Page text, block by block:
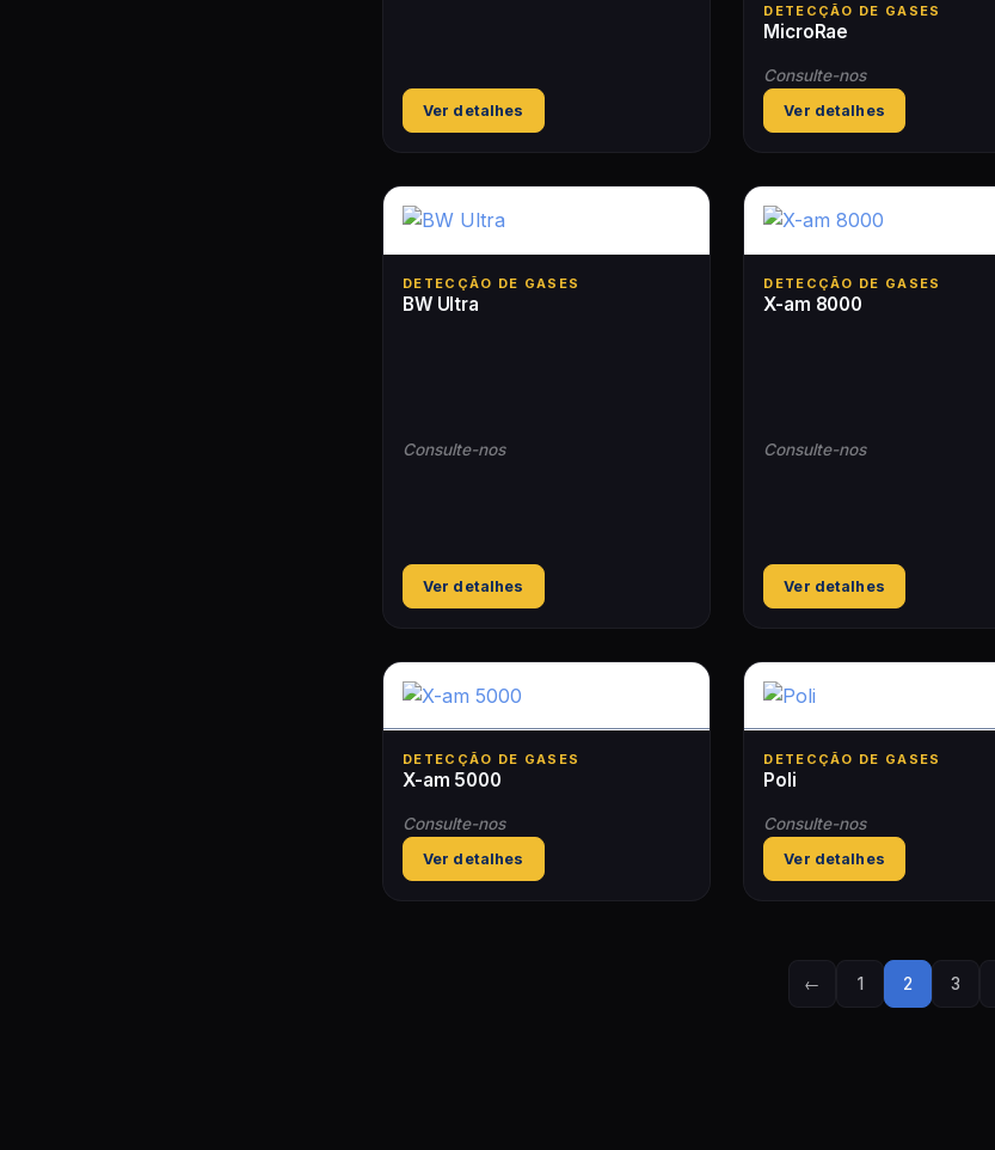
Ver detalhes
DETECÇÃO DE GASES
MicroRae
Consulte-nos
Ver detalhes
DETECÇÃO DE GASES
BW Ultra
Consulte-nos
Ver detalhes
DETECÇÃO DE GASES
X-am 8000
Consulte-nos
Ver detalhes
DETECÇÃO DE GASES
X-am 5000
Consulte-nos
Ver detalhes
DETECÇÃO DE GASES
Poli
Consulte-nos
Ver detalhes
← 1 2 3